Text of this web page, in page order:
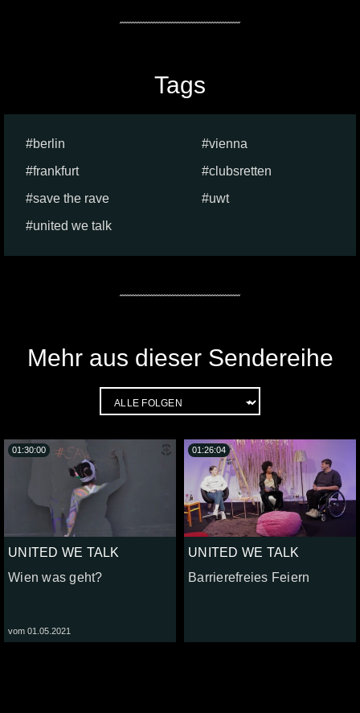
Tags
berlin
vienna
frankfurt
clubsretten
save the rave
uwt
united we talk
Mehr aus dieser Sendereihe
UNITED WE TALK
Wien was geht?
vom 01.05.2021
01:30:00
UNITED WE TALK
Barrierefreies Feiern
01:26:04